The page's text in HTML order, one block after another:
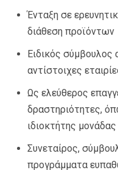
Ένταξη σε
διάθεση προϊόντων
Ειδικός σύμβουλος
αντίστοιχες
Ως ελεύθερος
δραστηριότητες,
ιδιοκτήτης μονάδας
Συνεταίρος,
προγράμματα